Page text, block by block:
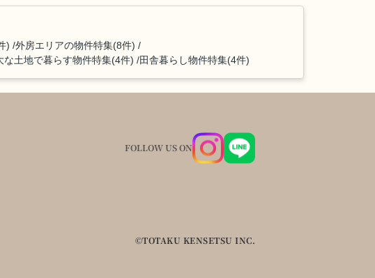
) 外房エリアの物件特集(8件)
な土地で暮らす物件特集(4件) 田舎暮らし物件特集(4件)
FOLLOW US ON
©TOTAKU KENSETSU INC.